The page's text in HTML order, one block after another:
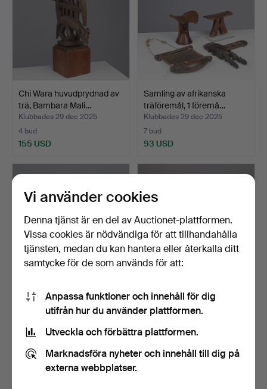
Chi Wara huvudprydnad av
trä, Bambara Mali…
Klubbades 29 dec 2025
4 bud
155 USD
Samling av afrikanska
träföremål, 1 föremå…
Klubbades 29 dec 2025
7 bud
93 USD
Dogonstam, Mali, ”Manilla”
stor brons med …
Klubbades 29 dec 2025
8 bud
En samling västafrikanska
Manilla sedlar/a…
Klubbades 25 dec 2025
11 bud
Vi använder cookies
Denna tjänst är en del av Auctionet-plattformen.
Vissa cookies är nödvändiga för att tillhandahålla
tjänsten, medan du kan hantera eller återkalla ditt
samtycke för de som används för att:
Anpassa funktioner och innehåll för dig
utifrån hur du använder plattformen.
Utveckla och förbättra plattformen.
Marknadsföra nyheter och innehåll till dig på
externa webbplatser.